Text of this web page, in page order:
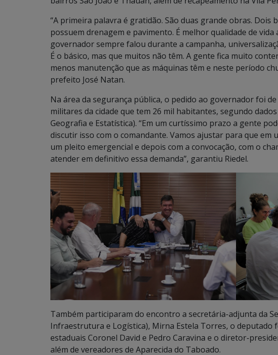
“A primeira palavra é gratidão. São duas grande obras. Dois
possuem drenagem e pavimento. É melhor qualidade de
governador sempre falou durante a campanha,
É o básico, mas que muitos não têm. A gente fica muito
menos manutenção que as máquinas têm e neste período
prefeito José Natan.
Na área da segurança pública, o pedido ao governador foi
militares da cidade que tem 26 mil habitantes, segundo
Geografia e Estatística). “Em um curtíssimo prazo a gente
discutir isso com o comandante. Vamos ajustar para que
um pleito emergencial e depois com a convocação, com o
atender em definitivo essa demanda”, garantiu Riedel.
Também participaram do encontro a secretária-adjunta da
Infraestrutura e Logística), Mirna Estela Torres, o deputado
estaduais Coronel David e Pedro Caravina e o diretor-
além de vereadores de Aparecida do Taboado.